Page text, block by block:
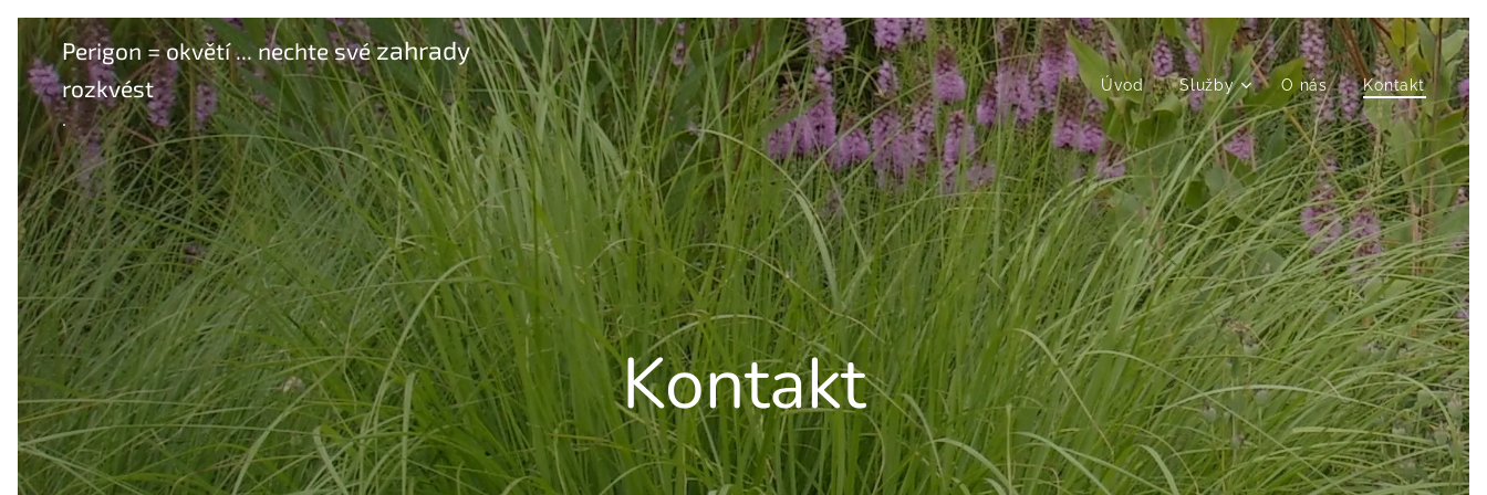
Perigon = okvětí ... nechte svézahrady
rozkvést
.
Úvod Služby O nás Kontakt
Kontakt